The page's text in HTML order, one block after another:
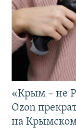
«Крым – не
Ozon
на Крымском